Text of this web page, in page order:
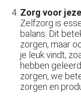
Zorg voor
Zelfzorg is
balans. Dit
zorgen, maar
je leuk vindt,
hebben
zorgen, we
zorgen en